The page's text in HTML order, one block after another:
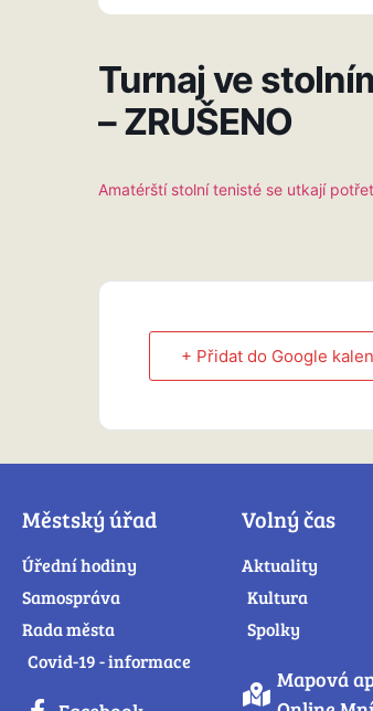
Turnaj ve
– ZRUŠENO
Amatérští stolní tenisté se utkají
+ Přidat do Google
Městský úřad
Úřední hodiny
Samospráva
Rada města
Covid-19 - informace
Volný čas
Aktuality
Kultura
Spolky
Mapová